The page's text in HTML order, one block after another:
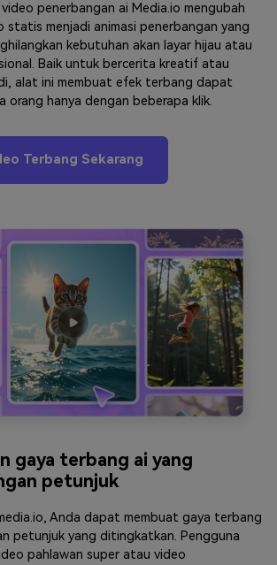
penerbangan ai Media.io mengubah
statis menjadi animasi penerbangan yang
kebutuhan akan layar hijau atau
Baik untuk bercerita kreatif atau
alat ini membuat efek terbang dapat
orang hanya dengan beberapa klik.
Terbang Sekarang
gaya terbang ai yang
petunjuk
Anda dapat membuat gaya terbang
petunjuk yang ditingkatkan. Pengguna
pahlawan super atau video